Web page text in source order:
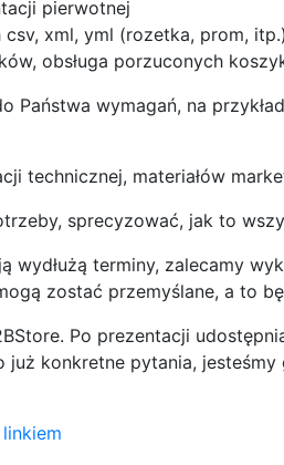
pierwotnej
xml, yml (rozetka, prom, itp.)
obsługa porzuconych
Państwa wymagań, na
technicznej, materiałów
sprecyzować, jak to
terminy, zalecamy
zostać przemyślane, a to
Po prezentacji
konkretne pytania,